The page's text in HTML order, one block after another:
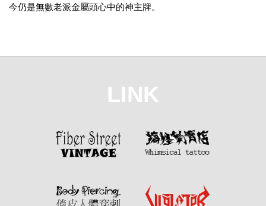
今仍是無數老派金屬頭心中的神主牌。
LINK